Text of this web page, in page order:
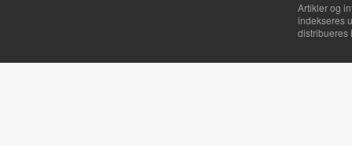
Artikler og
indekseres
distribueres